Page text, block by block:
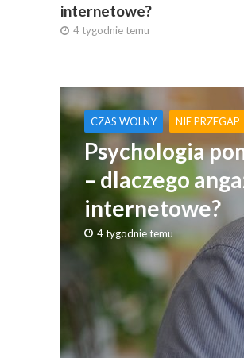
internetowe?
4 tygodnie temu
CZAS WOLNY NIE PRZEGAP
Psychologia
– dlaczego
internetowe?
4 tygodnie temu